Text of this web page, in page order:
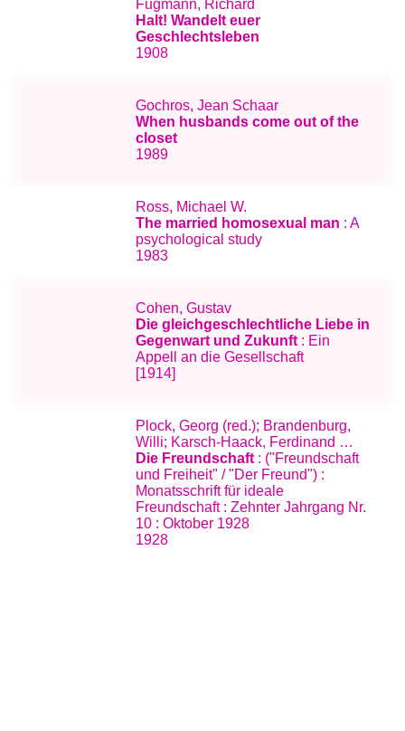
Fugmann, Richard
Halt! Wandelt euer
Geschlechtsleben
1908
Gochros, Jean Schaar
When husbands come out of the
closet
1989
Ross, Michael W.
The married homosexual man : A
psychological study
1983
Cohen, Gustav
Die gleichgeschlechtliche Liebe in
Gegenwart und Zukunft : Ein
Appell an die Gesellschaft
[1914]
Plock, Georg (red.); Brandenburg,
Willi; Karsch-Haack, Ferdinand …
Die Freundschaft : ("Freundschaft
und Freiheit" / "Der Freund") :
Monatsschrift für ideale
Freundschaft : Zehnter Jahrgang Nr.
10 : Oktober 1928
1928